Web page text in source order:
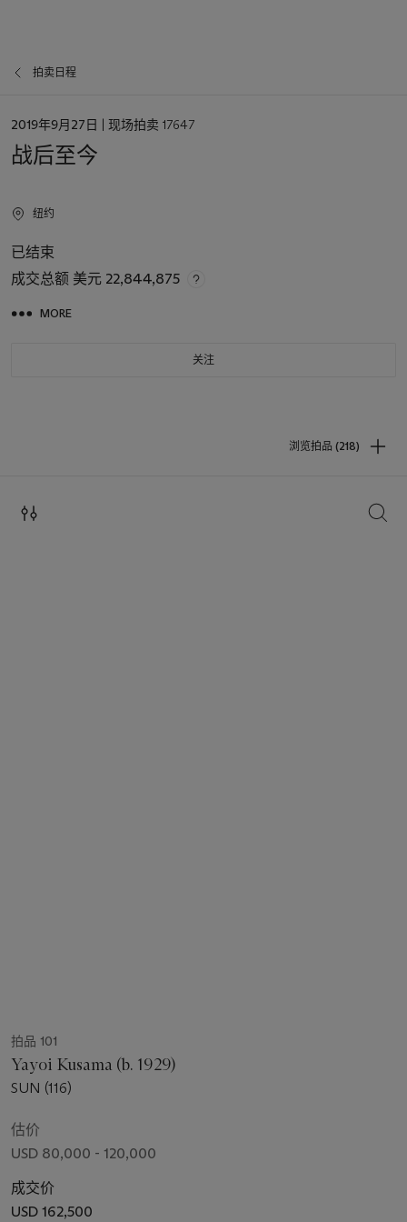
拍卖日程
日
2019年9月27日 | 现场拍卖 17647
战后至今
纽约
已结束
成交总额 美元 22,844,875
MORE
关注
浏览拍品 (218)
搜索
拍品 101
Yayoi Kusama (b. 1929)
SUN (116)
估价
USD 80,000 - 120,000
成交价
USD 162,500